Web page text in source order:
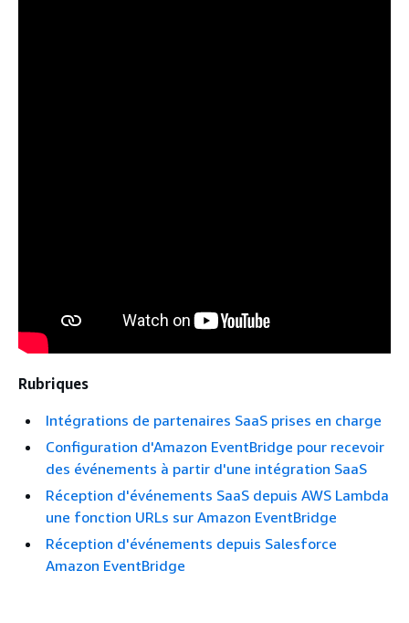
Rubriques
Intégrations de partenaires SaaS prises en charge
Configuration d'Amazon EventBridge pour recevoir
des événements à partir d'une intégration SaaS
Réception d'événements SaaS depuis AWS Lambda
une fonction URLs sur Amazon EventBridge
Réception d'événements depuis Salesforce
Amazon EventBridge